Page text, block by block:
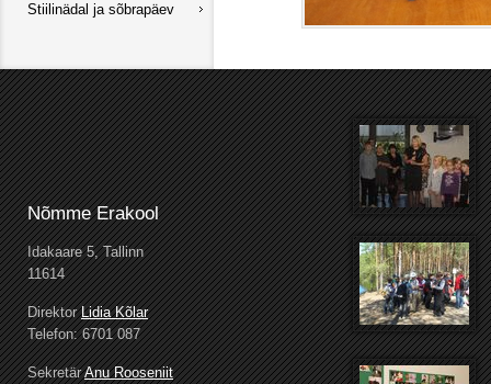
Stiilinädal ja sõbrapäev
Nõmme Erakool
Idakaare 5, Tallinn
11614
DirektorLidia Kõlar
Telefon: 6701 087
SekretärAnu Rooseniit